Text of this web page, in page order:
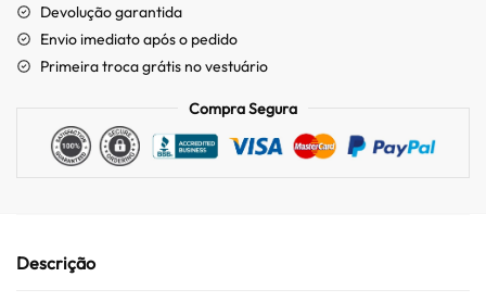
Devolução garantida
Envio imediato após o pedido
Primeira troca grátis no vestuário
Compra Segura
Descrição